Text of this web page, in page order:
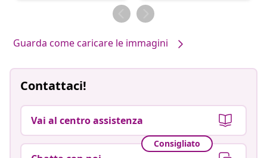
Guarda come caricare le immagini
Contattaci!
Vai al centro assistenza
Consigliato